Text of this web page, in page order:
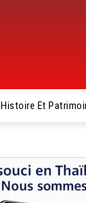
Histoire Et